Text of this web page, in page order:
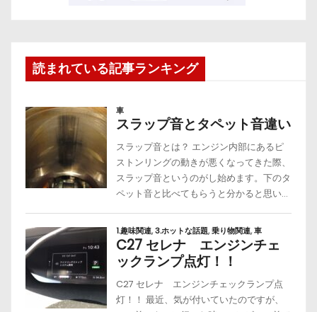
読まれている記事ランキング